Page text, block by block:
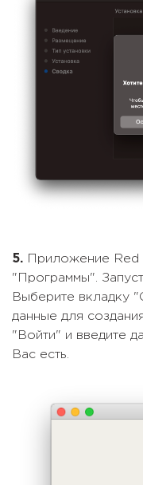
5. Приложение Red
"Программы".
Выберите вкладку
данные для
"Войти" и введите
Вас есть.